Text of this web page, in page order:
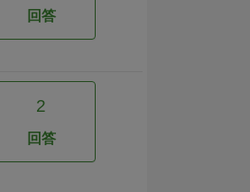
回答
2
回答